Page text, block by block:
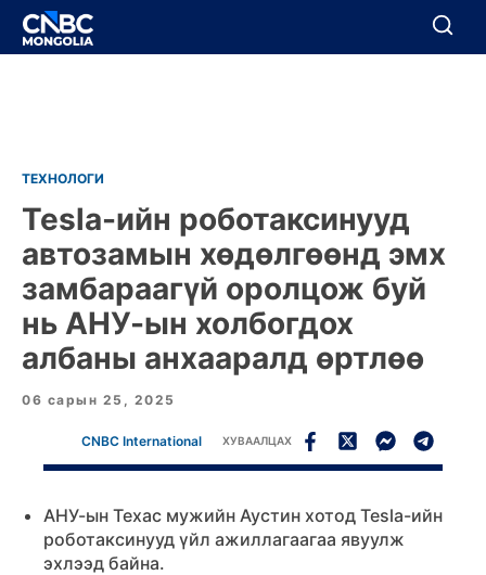
BREAKING
Цуцлах
ТЕХНОЛОГИ
Tesla-ийн роботаксинууд
автозамын хөдөлгөөнд эмх
замбараагүй оролцож буй
нь АНУ-ын холбогдох
албаны анхааралд өртлөө
06 сарын 25, 2025
CNBC International ХУВААЛЦАХ
АНУ-ын Техас мужийн Аустин хотод Tesla-ийн
роботаксинууд үйл ажиллагаагаа явуулж
эхлээд байна.